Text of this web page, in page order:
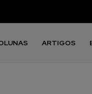
ARTIGOS